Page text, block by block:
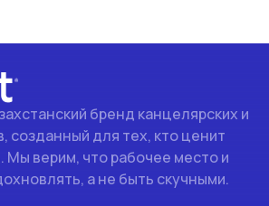
бренд канцелярских и
созданный для тех, кто ценит
Мы верим, что рабочее место и
а не быть скучными.